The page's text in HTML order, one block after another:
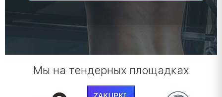
Мы на тендерных площадках